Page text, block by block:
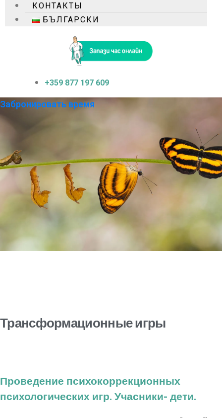
КОНТАКТЫ
БЪЛГАРСКИ
+359 877 197 609
Забронировать время
Трансформационные игры
Проведение психокоррекционных
психологических игр. Учасники- дети.